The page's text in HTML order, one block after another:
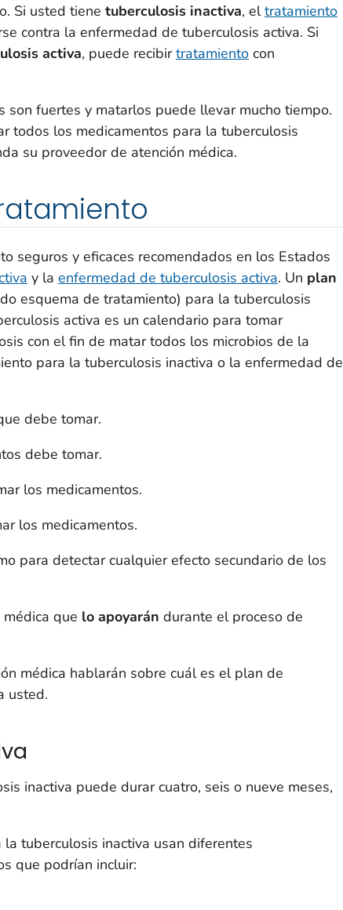
Si usted tiene tuberculosis inactiva, eltratamiento
contra la enfermedad de tuberculosis activa. Si
activa, puede recibirtratamientocon
son fuertes y matarlos puede llevar mucho tiempo.
todos los medicamentos para la tuberculosis
su proveedor de atención médica.
seguros y eficaces recomendados en los Estados
y la enfermedad de tuberculosis activa. Un plan
esquema de tratamiento) para la tuberculosis
activa es un calendario para tomar
con el fin de matar todos los microbios de la
para la tuberculosis inactiva o la enfermedad de
debe tomar.
debe tomar.
los medicamentos.
los medicamentos.
para detectar cualquier efecto secundario de los
que lo apoyarán durante el proceso de
médica hablarán sobre cuál es el plan de
usted.
inactiva puede durar cuatro, seis o nueve meses,
tuberculosis inactiva usan diferentes
que podrían incluir: